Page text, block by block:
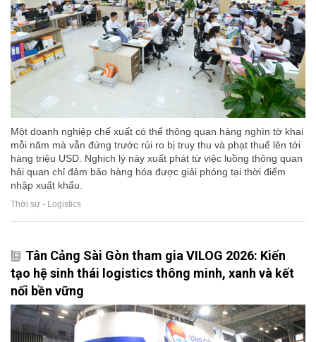
Một doanh nghiệp chế xuất có thể thông quan hàng nghìn tờ khai
mỗi năm mà vẫn đứng trước rủi ro bị truy thu và phạt thuế lên tới
hàng triệu USD. Nghịch lý này xuất phát từ việc luồng thông quan
hải quan chỉ đảm bảo hàng hóa được giải phóng tại thời điểm
nhập xuất khẩu.
Thời sự - Logistics
Tân Cảng Sài Gòn tham gia VILOG 2026: Kiến
tạo hệ sinh thái logistics thông minh, xanh và kết
nối bền vững